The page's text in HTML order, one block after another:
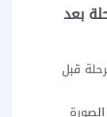
بعد
قبل